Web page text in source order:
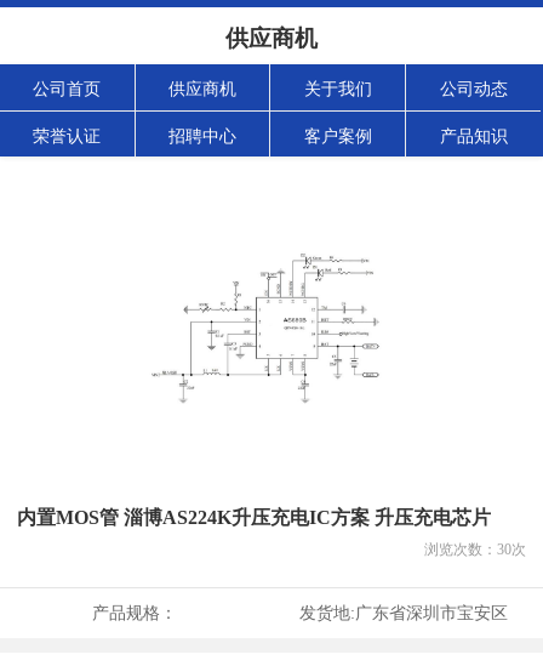
供应商机
公司首页 供应商机 关于我们 公司动态
荣誉认证 招聘中心 客户案例 产品知识
内置MOS管 淄博AS224K升压充电IC方案 升压充电芯片
浏览次数： 30次
产品规格： 发货地:广东省深圳市宝安区